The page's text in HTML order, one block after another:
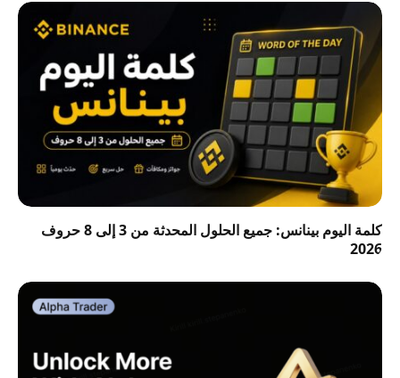
كلمة اليوم بينانس: جميع الحلول المحدثة من 3 إلى 8 حروف
2026